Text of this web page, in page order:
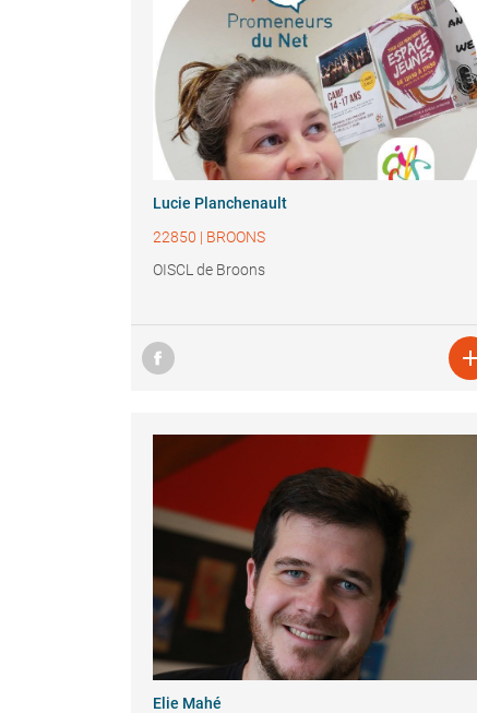
Lucie Planchenault
22850 | BROONS
OISCL de Broons

Elie Mahé